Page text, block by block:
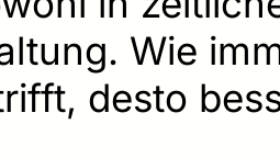
Wie
desto